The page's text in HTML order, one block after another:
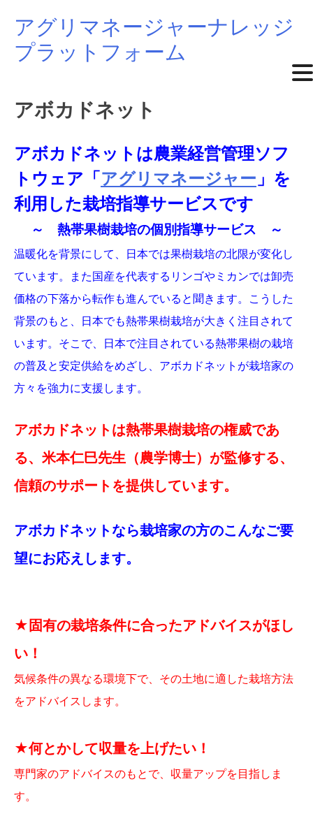
Skipアグリマネージャーナレッジ
プラットフォーム
アボカドネット
アボカドネットは農業経営管理ソフ
トウェア「アグリマネージャー 」を
利用した栽培指導サービスです
～ 熱帯果樹栽培の個別指導サービス ～
温暖化を背景にして、日本では果樹栽培の北限が変化し
ています。また国産を代表するリンゴやミカンでは卸売
価格の下落から転作も進んでいると聞きます。こうした
背景のもと、日本でも熱帯果樹栽培が大きく注目されて
います。そこで、日本で注目されている熱帯果樹の栽培
の普及と安定供給をめざし、アボカドネットが栽培家の
方々を強力に支援します。
アボカドネットは熱帯果樹栽培の権威であ
る、米本仁巳先生（農学博士）が監修する、
信頼のサポートを提供しています。
アボカドネットなら栽培家の方のこんなご要
望にお応えします。
★固有の栽培条件に合ったアドバイスがほし
い！
気候条件の異なる環境下で、その土地に適した栽培方法
をアドバイスします。
★何とかして収量を上げたい！
専門家のアドバイスのもとで、収量アップを目指しま
す。